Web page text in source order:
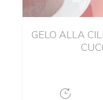
GELO ALLA